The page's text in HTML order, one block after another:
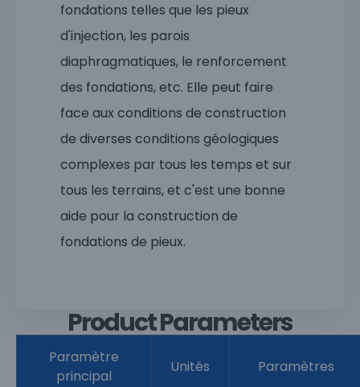
fondations telles que les pieux
d'injection, les parois
diaphragmatiques, le renforcement
des fondations, etc. Elle peut faire
face aux conditions de construction
de diverses conditions géologiques
complexes par tous les temps et sur
tous les terrains, et c'est une bonne
aide pour la construction de
fondations de pieux.
Product Parameters
Paramètre
principal
Unités Paramètres